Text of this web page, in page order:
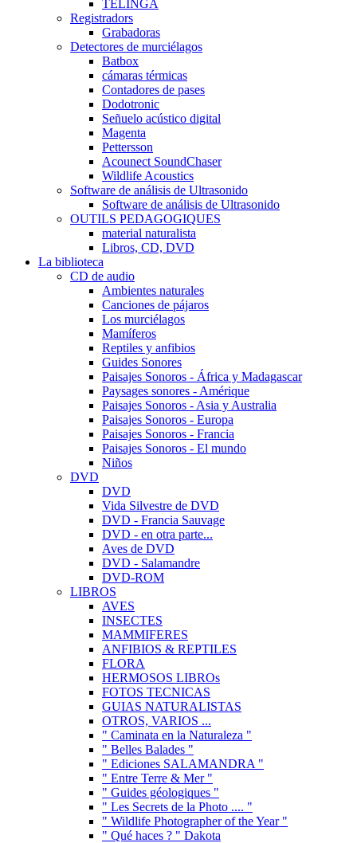
TELINGA
Registradors
Grabadoras
Detectores de murciélagos
Batbox
cámaras térmicas
Contadores de pases
Dodotronic
Señuelo acústico digital
Magenta
Pettersson
Acounect SoundChaser
Wildlife Acoustics
Software de análisis de Ultrasonido
Software de análisis de Ultrasonido
OUTILS PEDAGOGIQUES
material naturalista
Libros, CD, DVD
La biblioteca
CD de audio
Ambientes naturales
Canciones de pájaros
Los murciélagos
Mamíferos
Reptiles y anfibios
Guides Sonores
Paisajes Sonoros - África y Madagascar
Paysages sonores - Amérique
Paisajes Sonoros - Asia y Australia
Paisajes Sonoros - Europa
Paisajes Sonoros - Francia
Paisajes Sonoros - El mundo
Niños
DVD
DVD
Vida Silvestre de DVD
DVD - Francia Sauvage
DVD - en otra parte...
Aves de DVD
DVD - Salamandre
DVD-ROM
LIBROS
AVES
INSECTES
MAMMIFERES
ANFIBIOS & REPTILES
FLORA
HERMOSOS LIBROs
FOTOS TECNICAS
GUIAS NATURALISTAS
OTROS, VARIOS ...
" Caminata en la Naturaleza "
" Belles Balades "
" Ediciones SALAMANDRA "
" Entre Terre & Mer "
" Guides géologiques "
" Les Secrets de la Photo .... "
" Wildlife Photographer of the Year "
" Qué haces ? " Dakota